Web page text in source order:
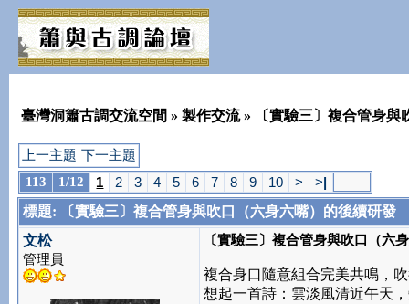
臺灣洞簫古調交流空間 »製作交流» 〔實驗三〕複合管身與
上一主題 下一主題
113 1/12 1 2 3 4 5 6 7 8 9 10 > >|
標題: 〔實驗三〕複合管身與吹口（六身六嘴）的後續研發
文松
管理員
〔實驗三〕複合管身與吹口（六
複合身口隨意組合完美共鳴，
想起一首詩：雲淡風清近午天